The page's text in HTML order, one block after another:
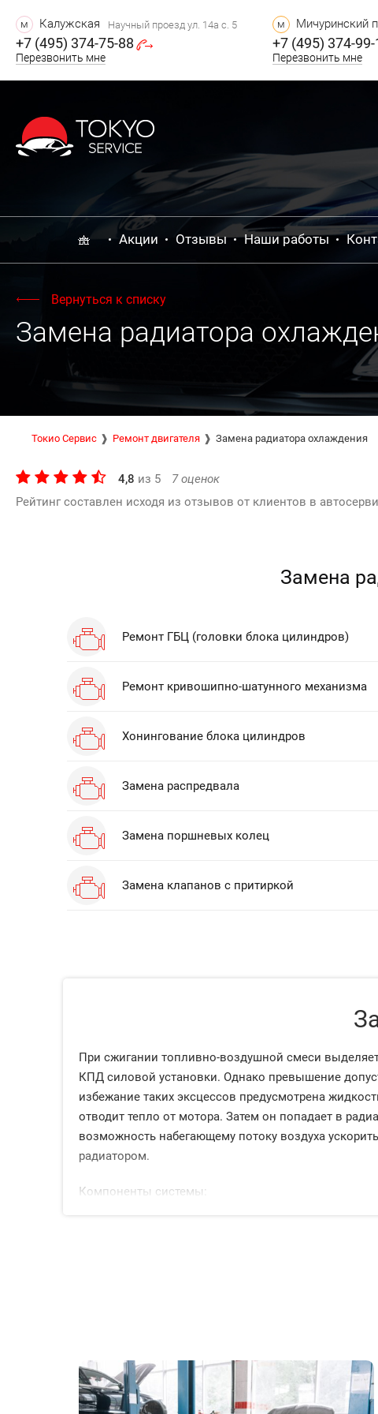
м Калужская Научный проезд ул. 14а с. 5
+7 (495) 374-75-88
Перезвонить мне
м Мичуринский
+7 (495) 374-99-
Перезвонить мне
Акции Отзывы Наши работы
Вернуться к списку
Замена радиатора
Токио Сервис Ремонт двигателя Замена радиатора охлаждения
4,8 из 5 7оценок
Рейтинг составлен исходя из отзывов от клиентов в
Замена
Ремонт ГБЦ (головки блока цилиндров)
Ремонт кривошипно-шатунного механизма
Хонингование блока цилиндров
Замена распредвала
Замена поршневых колец
Замена клапанов с притиркой
При сжигании топливно-воздушной смеси
КПД силовой установки. Однако превышение
избежание таких эксцессов предусмотрена
отводит тепло от мотора. Затем он попадает в
возможность набегающему потоку воздуха
радиатором.
Компоненты системы:
Радиатор
Вентилятор